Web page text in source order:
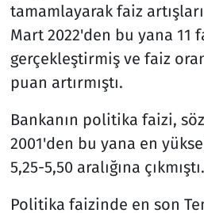
tamamlayarak faiz
Mart 2022'den bu yana 11
gerçekleştirmiş ve faiz
puan artırmıştı.
Bankanın politika faizi,
2001'den bu yana en
5,25-5,50 aralığına çıkmıştı.
Politika faizinde en son